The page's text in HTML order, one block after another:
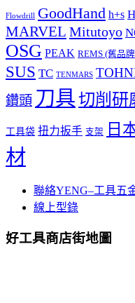
Flowdrill GoodHand h+s
MARVEL Mitutoyo
OSG PEAK REMS (舊品
SUS TC TENMARS
鑽頭 刀具切削研
工具袋 扭力扳手 支架 日
材
聯絡YENG–工具五
線上型錄
好工具商店街地圖